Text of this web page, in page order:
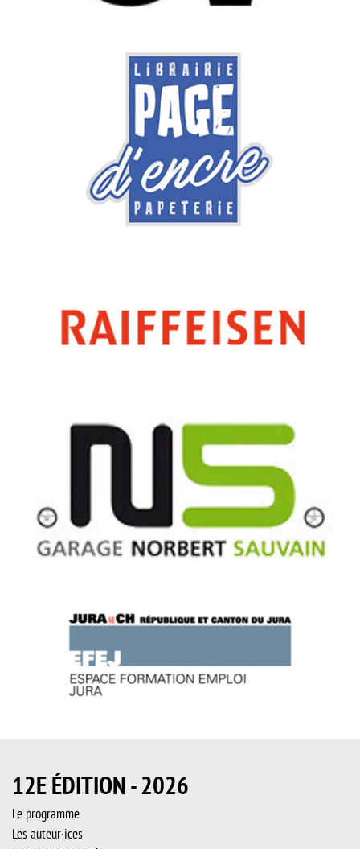
12E ÉDITION - 2026
Le programme
Les auteur·ices